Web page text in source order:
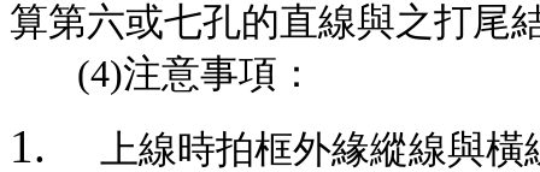
算第六或七孔的直線與之打尾
(4)注意事項：
上線時拍框外緣縱線與